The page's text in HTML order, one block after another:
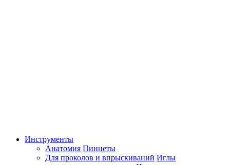
Инструменты
Анатомия Пинцеты
Для проколов и впрыскиваний Иглы